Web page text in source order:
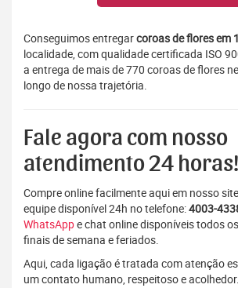
Conseguimos entregarcoroas de flores em
localidade, com qualidade certificada ISO
a entrega de mais de 770 coroas de flores
longo de nossa trajetória.
Fale agora com nosso
atendimento 24 horas!
Compre online facilmente aqui em nosso
equipe disponível 24h no telefone:4003-
WhatsAppe chat online disponíveis todos
finais de semana e feriados.
Aqui, cada ligação é tratada com atenção
um contato humano, respeitoso e acolhedor.